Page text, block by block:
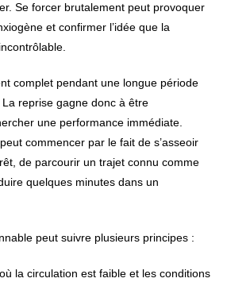
Se forcer brutalement peut provoquer
et confirmer l’idée que la
complet pendant une longue période
reprise gagne donc à être
une performance immédiate.
commencer par le fait de s’asseoir
de parcourir un trajet connu comme
quelques minutes dans un
peut suivre plusieurs principes :
la circulation est faible et les conditions